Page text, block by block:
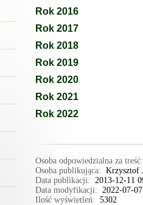
Rok 2016
Rok 2017
Rok 2018
Rok 2019
Rok 2020
Rok 2021
Rok 2022
Osoba odpowiedzialna za
Osoba publikująca: Krzysztof
Data publikacji: 2013-12-11
Data modyfikacji: 2022-07-
Ilość wyświetleń: 5302